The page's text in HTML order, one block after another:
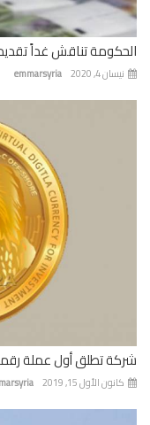
تناقش غداً تقديم
emmarsyria 4, 2020
تطلق أول عملة رقمية
emmarsyria الأول 15, 2019